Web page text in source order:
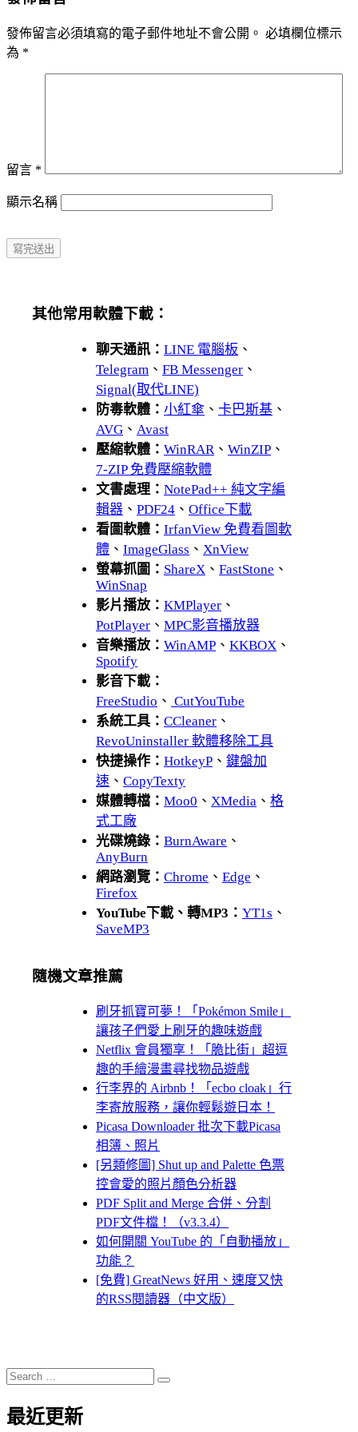
發佈留言必須填寫的電子郵件地址不會公開。 必填欄位標示
為 *
留言 *
顯示名稱
其他常用軟體下載：
聊天通訊： LINE 電腦板 、
Telegram 、 FB Messenger 、
Signal(取代LINE)
防毒軟體： 小紅傘 、 卡巴斯基 、
AVG 、 Avast
壓縮軟體： WinRAR 、 WinZIP 、
7-ZIP 免費壓縮軟體
文書處理： NotePad++ 純文字編
輯器 、 PDF24 、 Office下載
看圖軟體： IrfanView 免費看圖軟
體 、 ImageGlass 、 XnView
螢幕抓圖： ShareX 、 FastStone 、
WinSnap
影片播放： KMPlayer 、
PotPlayer 、 MPC影音播放器
音樂播放： WinAMP 、 KKBOX 、
Spotify
影音下載：
FreeStudio 、 CutYouTube
系統工具： CCleaner 、
RevoUninstaller 軟體移除工具
快捷操作： HotkeyP 、 鍵盤加
速 、 CopyTexty
媒體轉檔： Moo0 、 XMedia 、 格
式工廠
光碟燒錄： BurnAware 、
AnyBurn
網路瀏覽： Chrome 、 Edge 、
Firefox
YouTube下載、轉MP3： YT1s 、
SaveMP3
隨機文章推薦
刷牙抓寶可夢！「Pokémon Smile」
讓孩子們愛上刷牙的趣味遊戲
Netflix 會員獨享！「脆比街」超逗
趣的手繪漫畫尋找物品遊戲
行李界的 Airbnb！「ecbo cloak」行
李寄放服務，讓你輕鬆遊日本！
Picasa Downloader 批次下載Picasa
相簿、照片
[另類修圖] Shut up and Palette 色票
控會愛的照片顏色分析器
PDF Split and Merge 合併、分割
PDF文件檔！（v3.3.4）
如何開關 YouTube 的「自動播放」
功能？
[免費] GreatNews 好用、速度又快
的RSS閱讀器（中文版）
Search
for:
Search
最近更新